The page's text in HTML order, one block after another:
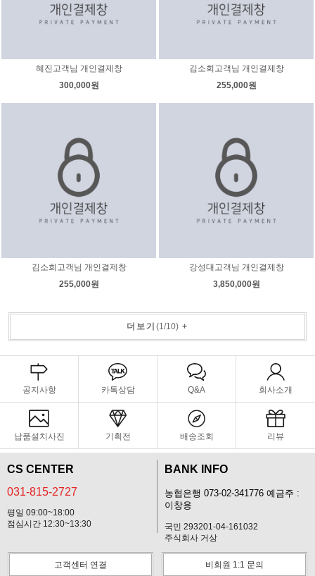
혜진고객님 개인결제창
300,000원
김소희고객님 개인결제창
255,000원
김소희고객님 개인결제창
255,000원
강성대고객님 개인결제창
3,850,000원
더보기 (1/10) +
공지사항 카톡상담 Q&A 회사소개
납품설치사진 기획전 배송조회 리뷰
CS CENTER
031-815-2727
평일 09:00~18:00
점심시간 12:30~13:30
BANK INFO
농협은행 073-02-341776 예금주 :
이창용
국민 293201-04-161032
주식회사 거상
고객센터 연결 비회원 1:1 문의